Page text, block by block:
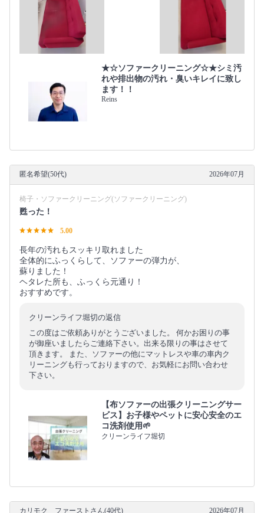
★☆ソファークリーニング☆★シミ汚
れや排出物の汚れ・臭いキレイに致し
ます！！
Reins
匿名希望(50代) 2026年07月
椅子・ソファークリーニング(ソファークリーニング)
甦った！
5.00
長年の汚れもスッキリ取れました
全体的にふっくらして、ソファーの弾力が、
蘇りました！
ヘタレた所も、ふっくら元通り！
おすすめです。
クリーンライフ堀切の返信
この度はご依頼ありがとうございました。 何かお困りの事
が御座いましたらご連絡下さい。出来る限りの事はさせて
頂きます。 また、ソファーの他にマットレスや車の車内ク
リーニングも行っておりますので、お気軽にお問い合わせ
下さい。
【布ソファーの出張クリーニングサー
ビス】お子様やペットに安心安全のエ
コ洗剤使用🌱
クリーンライフ堀切
カリモク ファーストさん(40代) 2026年07月